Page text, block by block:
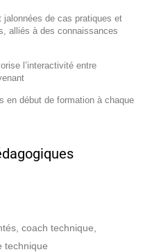
jalonnées de cas pratiques et
alliés à des connaissances
l’interactivité entre
en début de formation à chaque
coach technique,
technique